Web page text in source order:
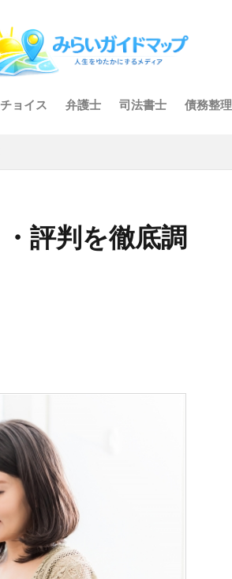
ョイス 弁護士 司法書士 債務整理
評判を徹底調